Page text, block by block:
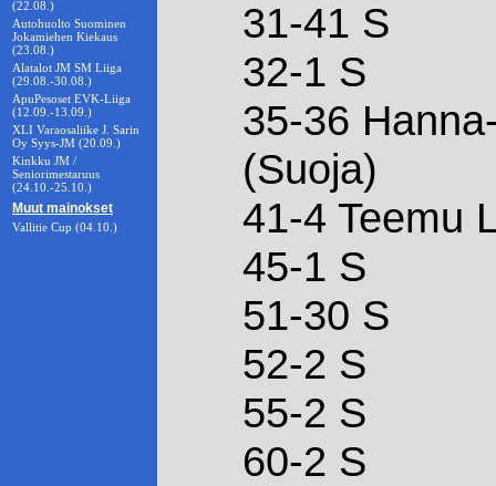
(22.08.)
Autohuolto Suominen
Jokamiehen Kiekaus
(23.08.)
Alatalot JM SM Liiga
(29.08.-30.08.)
ApuPesoset EVK-Liiga
(12.09.-13.09.)
XLI Varaosaliike J. Sarin
Oy Syys-JM (20.09.)
Kinkku JM /
Seniorimestaruus
(24.10.-25.10.)
Muut mainokset
Vallitie Cup (04.10.)
31-41 S
32-1 S
35-36
(Suoja)
41-4 Teemu
45-1 S
51-30 S
52-2 S
55-2 S
60-2 S